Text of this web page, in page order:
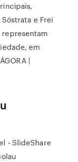
e Frei
representam
em
|
- SlideShare